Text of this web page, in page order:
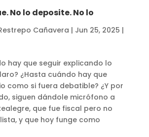
No lo deposite. No lo
Cañavera | Jun 25, 2025 |
hay que seguir explicando lo
¿Hasta cuándo hay que
como si fuera debatible? ¿Y por
siguen dándole micrófono a
que fue fiscal pero no
y que hoy funge como